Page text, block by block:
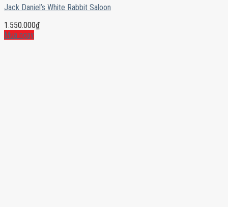
Jack Daniel’s White Rabbit Saloon
1.550.000₫
Mua ngay